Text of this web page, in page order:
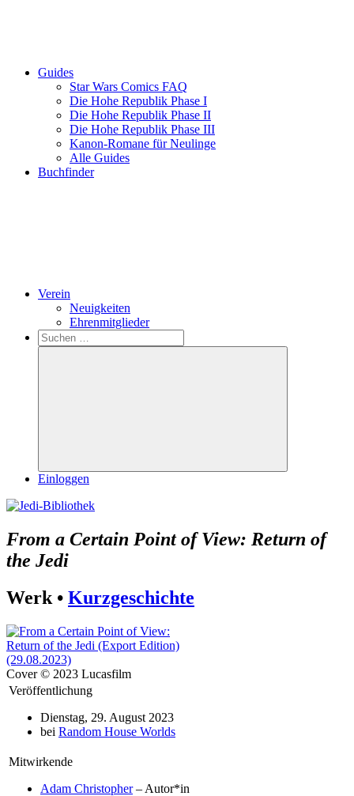
Guides
Star Wars Comics FAQ
Die Hohe Republik Phase I
Die Hohe Republik Phase II
Die Hohe Republik Phase III
Kanon-Romane für Neulinge
Alle Guides
Buchfinder
Verein
Neuigkeiten
Ehrenmitglieder
Search
Suchen
nach:
Suchen
Einloggen
From a Certain Point of View: Return of
the Jedi
Werk • Kurzgeschichte
Cover © 2023 Lucasfilm
Veröffentlichung
Dienstag, 29. August 2023
bei Random House Worlds
Mitwirkende
Adam Christopher– Autor*in